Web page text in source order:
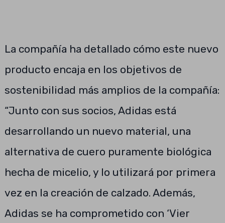
La compañía ha detallado cómo este nuevo
producto encaja en los objetivos de
sostenibilidad más amplios de la compañía:
“Junto con sus socios, Adidas está
desarrollando un nuevo material, una
alternativa de cuero puramente biológica
hecha de micelio, y lo utilizará por primera
vez en la creación de calzado. Además,
Adidas se ha comprometido con ‘Vier